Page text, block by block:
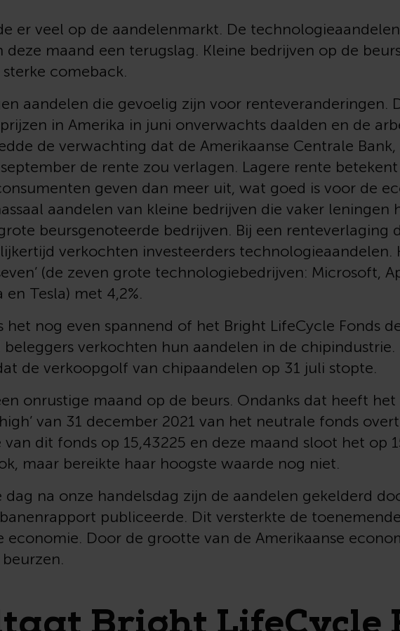
er veel op de aandelenmarkt. De
deze maand een terugslag. Kleine bedrijven op de
comeback.
aandelen die gevoelig zijn voor renteveranderingen.
in Amerika in juni onverwachts daalden en de
de verwachting dat de Amerikaanse Centrale Bank,
de rente zou verlagen. Lagere rente
geven dan meer uit, wat goed is voor de
aandelen van kleine bedrijven die vaker leningen
beursgenoteerde bedrijven. Bij een renteverlaging
verkochten investeerders technologieaandelen.
(de zeven grote technologiebedrijven: Microsoft,
Tesla) met 4,2%.
het nog even spannend of het Bright LifeCycle Fonds
beleggers verkochten hun aandelen in de
de verkoopgolf van chipaandelen op 31 juli stopte.
onrustige maand op de beurs. Ondanks dat heeft
van 31 december 2021 van het neutrale fonds
dit fonds op 15,43225 en deze maand sloot het op
maar bereikte haar hoogste waarde nog niet.
dag na onze handelsdag zijn de aandelen gekelderd
publiceerde. Dit versterkte de
economie. Door de grootte van de Amerikaanse